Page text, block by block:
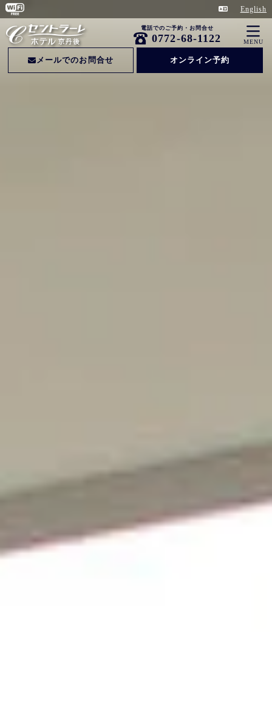
English
電話でのご予約・お問合せ
0772-68-1122
メールでのお問合せ オンライン予約
MENU